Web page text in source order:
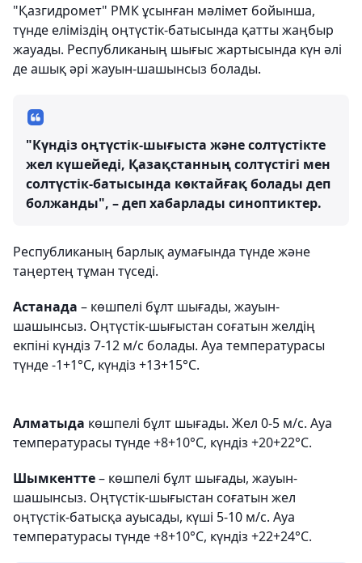
"Қазгидромет" РМК ұсынған мәлімет бойынша,
түнде еліміздің оңтүстік-батысында қатты жаңбыр
жауады. Республиканың шығыс жартысында күн әлі
де ашық әрі жауын-шашынсыз болады.
"Күндіз оңтүстік-шығыста және солтүстікте
жел күшейеді, Қазақстанның солтүстігі мен
солтүстік-батысында көктайғақ болады деп
болжанды", – деп хабарлады синоптиктер.
Республиканың барлық аумағында түнде және
таңертең тұман түседі.
Астанада – көшпелі бұлт шығады, жауын-
шашынсыз. Оңтүстік-шығыстан соғатын желдің
екпіні күндіз 7-12 м/с болады. Ауа температурасы
түнде -1+1°С, күндіз +13+15°С.
Алматыда көшпелі бұлт шығады. Жел 0-5 м/с. Ауа
температурасы түнде +8+10°С, күндіз +20+22°С.
Шымкентте– көшпелі бұлт шығады, жауын-
шашынсыз. Оңтүстік-шығыстан соғатын жел
оңтүстік-батысқа ауысады, күші 5-10 м/с. Ауа
температурасы түнде +8+10°С, күндіз +22+24°С.